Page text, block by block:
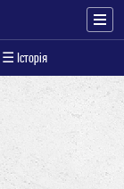
☰ Історія